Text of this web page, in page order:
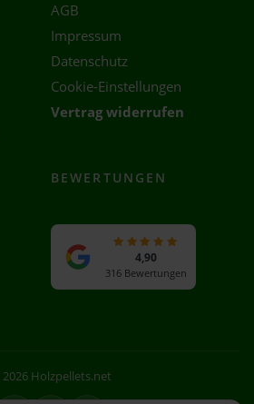
AGB
Impressum
Datenschutz
Cookie-Einstellungen
Vertrag widerrufen
BEWERTUNGEN
4,90
316 Bewertungen
Holzpellets.net